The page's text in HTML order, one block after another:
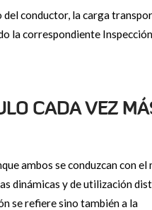
conductor, la carga
la correspondiente
CADA VEZ
ambos se conduzcan con el
dinámicas y de utilización
se refiere sino también a la